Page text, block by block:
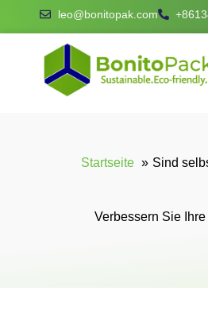
leo@bonitopak.com
Startseite Sind
Verbessern Sie